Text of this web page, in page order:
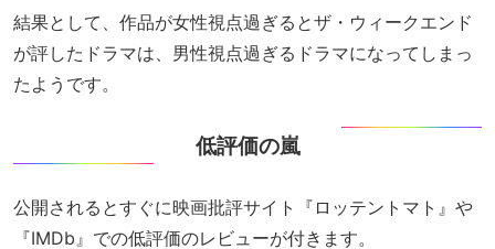
結果として、作品が女性視点過ぎるとザ・ウィークエンド
が評したドラマは、男性視点過ぎるドラマになってしまっ
たようです。
低評価の嵐
公開されるとすぐに映画批評サイト『ロッテントマト』や
『IMDb』での低評価のレビューが付きます。